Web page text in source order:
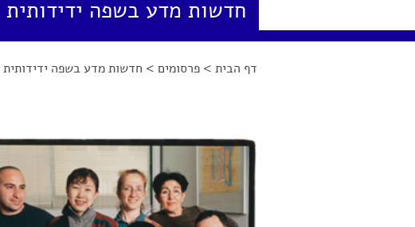
חדשות מדע בשפה ידידותית
הינך נמצא כאן
דף הבית >פרסומים > חדשות מדע בשפה ידידותית